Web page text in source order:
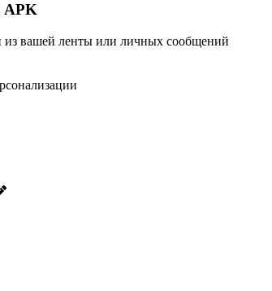
APK
из вашей ленты или личных сообщений